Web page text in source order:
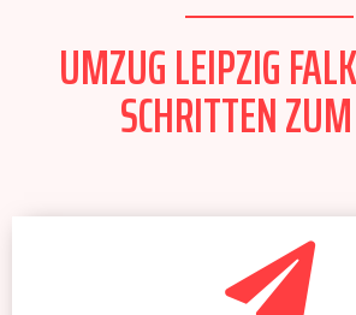
UMZUG LEIPZIG
SCHRITTEN